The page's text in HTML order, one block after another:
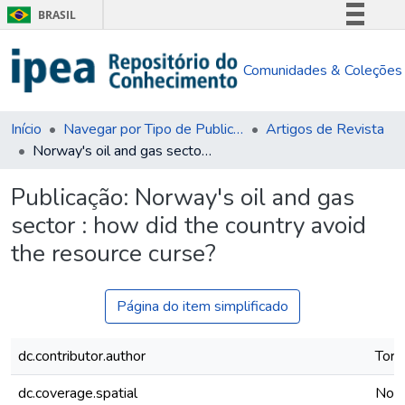
BRASIL
Comunica BR
Acesso à informação
Comunidades & Coleções
Início Navegar por Tipo de Publicação
Artigos de Revista
Norway's oil and gas sector : how did the country avoid the resource curse?
Publicação: Norway's oil and gas
sector : how did the country avoid
the resource curse?
Página do item simplificado
dc.contributor.author
dc.coverage.spatial